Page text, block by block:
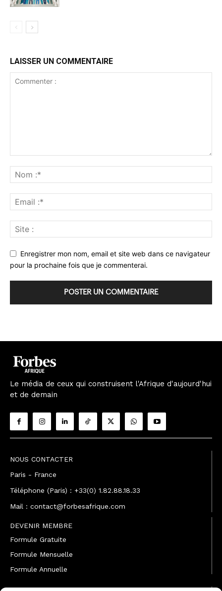
LAISSER UN COMMENTAIRE
Enregistrer mon nom, email et site web dans ce navigateur
pour la prochaine fois que je commenterai.
Le média de ceux qui construisent l'Afrique d'aujourd'hui
et de demain
NOUS CONTACTER
Paris - France
Téléphone (Paris) : +33(0) 1.82.88.18.33
Mail : contact@forbesafrique.com
DEVENIR MEMBRE
Formule Gratuite
Formule Mensuelle
Formule Annuelle